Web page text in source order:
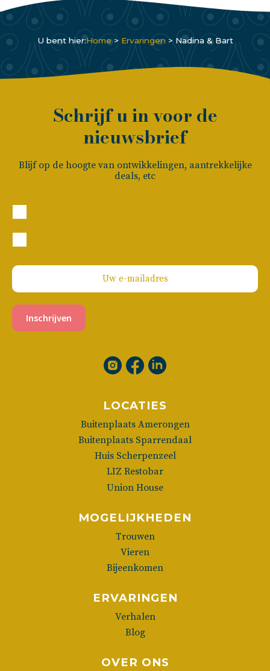
U bent hier:Home > Ervaringen > Nadina & Bart
Schrijf u in voor de
nieuwsbrief
Blijf op de hoogte van ontwikkelingen, aantrekkelijke
deals, etc
Inschrijven
LOCATIES
Buitenplaats Amerongen
Buitenplaats Sparrendaal
Huis Scherpenzeel
LIZ Restobar
Union House
MOGELIJKHEDEN
Trouwen
Vieren
Bijeenkomen
ERVARINGEN
Verhalen
Blog
OVER ONS